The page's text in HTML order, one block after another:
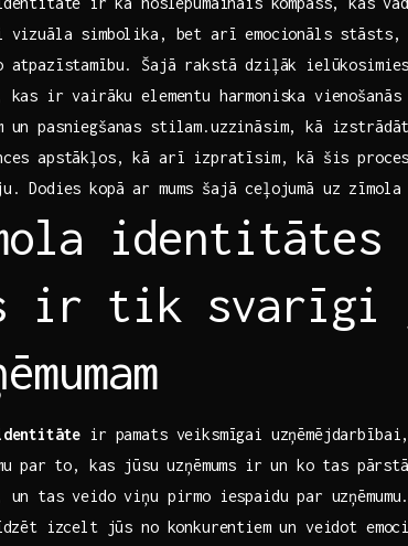
simbolika, bet arī emocionāls stāsts,
atpazīstamību. Šajā rakstā dziļāk
kas ir vairāku elementu harmoniska
un pasniegšanas stilam.uzzināsim, kā
apstākļos, kā arī izpratīsim, kā šis
Dodies kopā ‌ar mums šajā ceļojumā uz‌
‍identitātes
ir tik svarīgi
ir‌ pamats ​veiksmīgai
par​ to, kas jūsu uzņēmums⁣ ir un ko tas
tas veido viņu‍ pirmo iespaidu par
izcelt jūs no konkurentiem un veidot